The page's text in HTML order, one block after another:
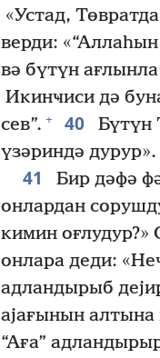
«Устад, Төвратда
верди:
вә бүтүн ағлынла
Икинҹиси дә
сев”. + 40
Бүтүн
үзәриндә дурур».
41
Бир дәфә
онлардан
кимин оғлудур?»
онлара деди:
адландырыб
ајағынын алтына
“Аға”